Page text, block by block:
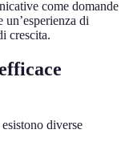
come domande
di
crescita.
diverse